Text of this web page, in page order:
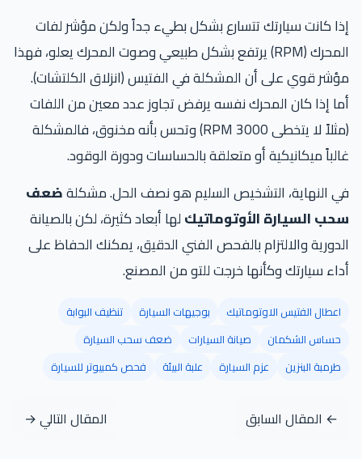
إذا كانت سيارتك تتسارع بشكل بطيء جداً ولكن مؤشر لفات
المحرك (RPM) يرتفع بشكل طبيعي وصوت المحرك يعلو، فهذا
مؤشر قوي على أن المشكلة في الفتيس (انزلاق الكلتشات).
أما إذا كان المحرك نفسه يرفض تجاوز عدد معين من اللفات
(مثلاً لا يتخطى 3000 RPM) وتحس بأنه مخنوق، فالمشكلة
غالباً ميكانيكية أو متعلقة بالحساسات ودورة الوقود.
في النهاية، التشخيص السليم هو نصف الحل. مشكلةضعف
سحب السيارة الأوتوماتيكلها أبعاد كثيرة، لكن بالصيانة
الدورية والالتزام بالفحص الفني الدقيق، يمكنك الحفاظ على
أداء سيارتك وكأنها خرجت للتو من المصنع.
اعطال الفتيس الاوتوماتيك بوجيهات السيارة
تنظيف البوابة
حساس الشكمان
صيانة السيارات
ضعف سحب السيارة
طرمبة البنزين
عزم السيارة علبة البيئة فحص كمبيوتر للسيارة
← المقال السابق المقال التالي →